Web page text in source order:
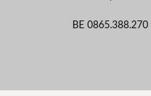
BE 0865.388.270